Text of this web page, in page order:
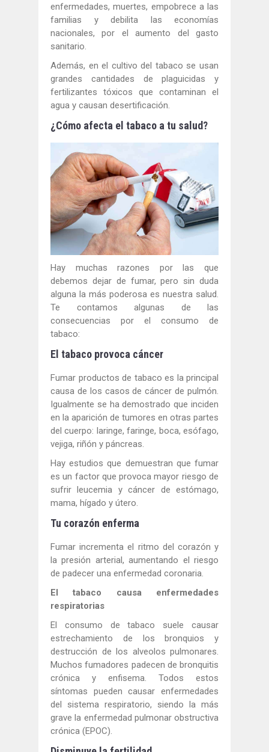
enfermedades, muertes, empobrece a las
familias y debilita las economías
nacionales, por el aumento del gasto
sanitario.
Además, en el cultivo del tabaco se usan
grandes cantidades de plaguicidas y
fertilizantes tóxicos que contaminan el
agua y causan desertificación.
¿Cómo afecta el tabaco a tu salud?
Hay muchas razones por las que
debemos dejar de fumar, pero sin duda
alguna la más poderosa es nuestra salud.
Te contamos algunas de las
consecuencias por el consumo de
tabaco:
El tabaco provoca cáncer
Fumar productos de tabaco es la principal
causa de los casos de cáncer de pulmón.
Igualmente se ha demostrado que inciden
en la aparición de tumores en otras partes
del cuerpo: laringe, faringe, boca, esófago,
vejiga, riñón y páncreas.
Hay estudios que demuestran que fumar
es un factor que provoca mayor riesgo de
sufrir leucemia y cáncer de estómago,
mama, hígado y útero.
Tu corazón enferma
Fumar incrementa el ritmo del corazón y
la presión arterial, aumentando el riesgo
de padecer una enfermedad coronaria.
El tabaco causa enfermedades
respiratorias
El consumo de tabaco suele causar
estrechamiento de los bronquios y
destrucción de los alveolos pulmonares.
Muchos fumadores padecen de bronquitis
crónica y enfisema. Todos estos
síntomas pueden causar enfermedades
del sistema respiratorio, siendo la más
grave la enfermedad pulmonar obstructiva
crónica (EPOC).